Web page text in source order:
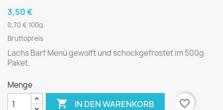
3,50 €
0,70 € 100g
Bruttopreis
Lachs Barf Menü gewolft und schockgefrostet im 500g
Paket.
Menge
 IN DEN WARENKORB favorite_border